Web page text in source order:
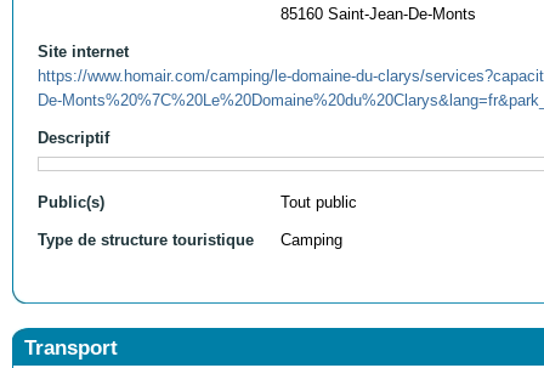
85160 Saint-Jean-De-Monts
Site internet
https://www.homair.com/camping/le-domaine-du-clarys/
De-
Descriptif
Public(s) Tout public
Type de structure touristique Camping
Transport